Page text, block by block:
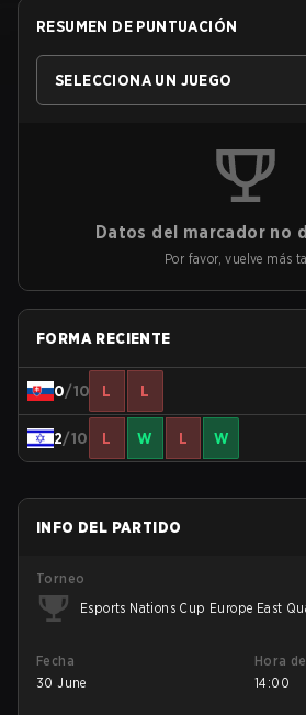
RESUMEN DE PUNTUACIÓN
SELECCIONA UN JUEGO
Datos del marcador no
Por favor, vuelve más
FORMA RECIENTE
0/10 L L
2/10 L W L W
INFO DEL PARTIDO
Torneo
Esports Nations Cup Europe East
Fecha
30 June
Hora
14:00